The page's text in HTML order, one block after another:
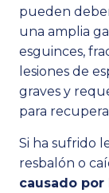
pueden
una amplia
esguinces,
lesiones de
graves y
para
Si ha sufrido
resbalón o
causado